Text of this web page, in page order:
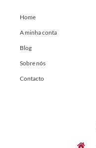
Home
A minha conta
Blog
Sobre nós
Contacto